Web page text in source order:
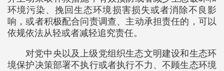
环境污染、挽回生态环境损害损失或者消除不良影
响，或者积极配合问责调查、主动承担责任的，可以
依规依法从轻或者减轻追究责任。
对党中央以及上级党组织生态文明建设和生态环
境保护决策部署不执行或者执行不力、不顾生态环境